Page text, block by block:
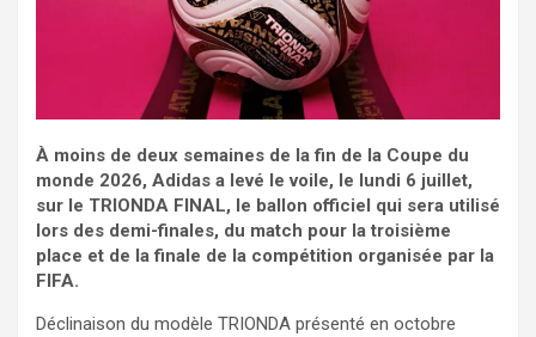
À moins de deux semaines de la fin de la Coupe du
monde 2026, Adidas a levé le voile, le lundi 6 juillet,
sur le TRIONDA FINAL, le ballon officiel qui sera utilisé
lors des demi-finales, du match pour la troisième
place et de la finale de la compétition organisée par la
FIFA.
Déclinaison du modèle TRIONDA présenté en octobre